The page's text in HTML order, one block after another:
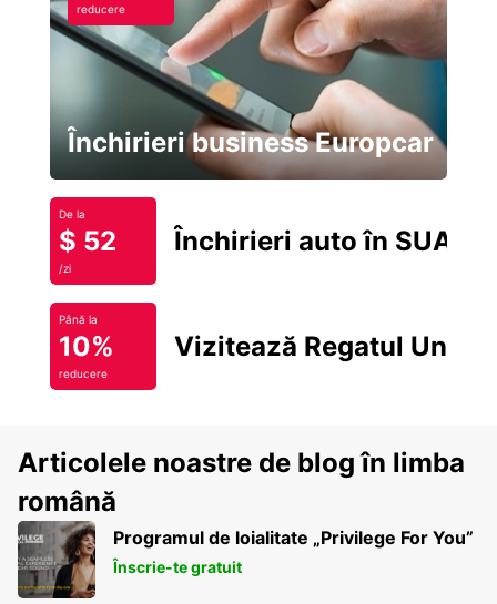
reducere
Închirieri business Europcar
De la
$ 52
/zi
Închirieri auto în SUA
Până la
10%
reducere
Vizitează Regatul Unit
Articolele noastre de blog în limba
română
Programul de loialitate „Privilege For You”
Înscrie-te gratuit